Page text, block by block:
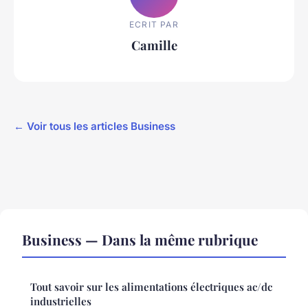
ECRIT PAR
Camille
← Voir tous les articles Business
Business — Dans la même rubrique
Tout savoir sur les alimentations électriques ac/dc
industrielles